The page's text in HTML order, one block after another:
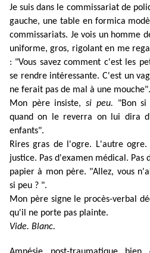
Je suis dans le commissariat de
gauche, une table en formica
commissariats. Je vois un homme
uniforme, gros, rigolant en me
: "Vous savez comment c'est les
se rendre intéressante. C'est un
ne ferait pas de mal à une mouche".
Mon père insiste,si peu. "Bon si
quand on le reverra on lui dira
enfants".
Rires gras de l'ogre. L'autre
justice. Pas d'examen médical.
papier à mon père. "Allez, vous
si peu ? ".
Mon père signe le procès-verbal
qu'il ne porte pas plainte.
Vide. Blanc.